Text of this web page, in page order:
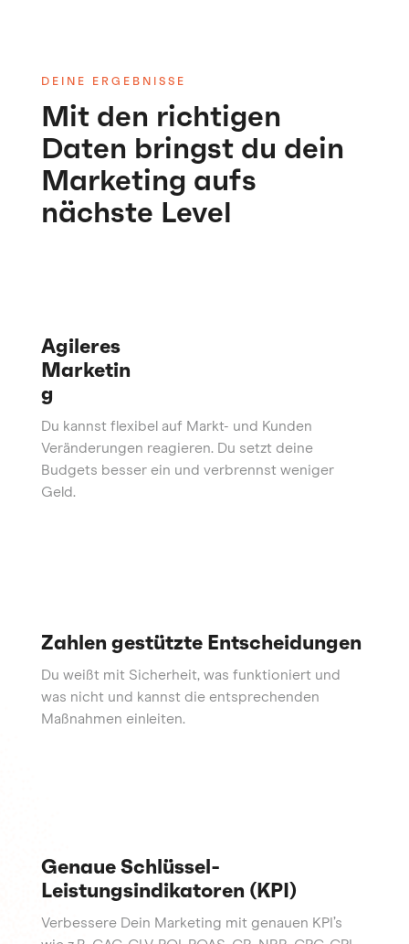
DEINE ERGEBNISSE
Mit den richtigen
Daten bringst du dein
Marketing aufs
nächste Level
Agileres
Marketin
g
Du kannst flexibel auf Markt- und Kunden
Veränderungen reagieren. Du setzt deine
Budgets besser ein und verbrennst weniger
Geld.
Zahlen gestützte Entscheidungen
Du weißt mit Sicherheit, was funktioniert und
was nicht und kannst die entsprechenden
Maßnahmen einleiten.
Genaue Schlüssel-
Leistungsindikatoren (KPI)
Verbessere Dein Marketing mit genauen KPI’s